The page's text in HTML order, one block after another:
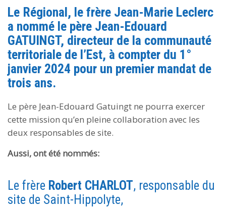
Le Régional, le frère Jean-Marie Leclerc
a nommé le père Jean-Edouard
GATUINGT, directeur de la communauté
territoriale de l’Est, à compter du 1°
janvier 2024 pour un premier mandat de
trois ans.
Le père Jean-Edouard Gatuingt ne pourra exercer
cette mission qu’en pleine collaboration avec les
deux responsables de site.
Aussi, ont été nommés:
Le frère Robert CHARLOT, responsable du
site de Saint-Hippolyte,